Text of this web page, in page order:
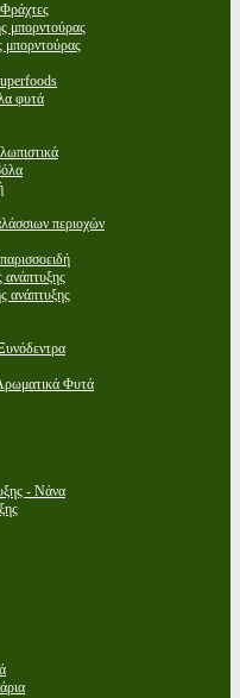
μπορντούρας
φυτά
περιοχών
ανάπτυξης
Φυτά
- Νάνα